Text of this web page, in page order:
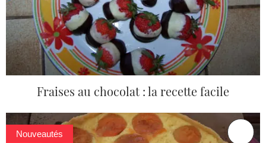
Fraises au chocolat : la recette facile
Nouveautés